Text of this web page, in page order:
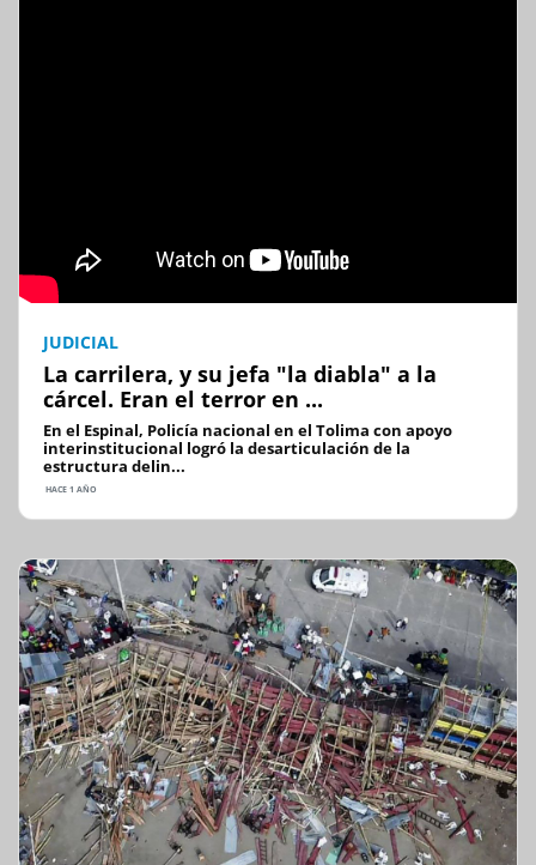
JUDICIAL
La carrilera, y su jefa "la diabla" a la
cárcel. Eran el terror en ...
En el Espinal, Policía nacional en el Tolima con apoyo
interinstitucional logró la desarticulación de la
estructura delin...
HACE 1 AÑO